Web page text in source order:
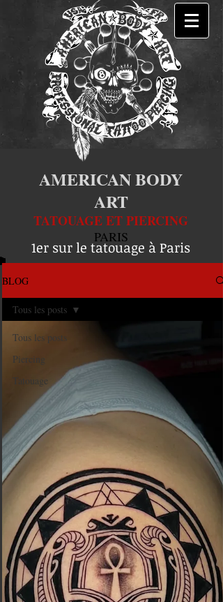
AMERICAN BODY
ART
TATOUAGE ET PIERCING
PARIS
1er sur le tatouage à Paris
BLOG
Tous les posts
Piercing
Tatouage
Tous les posts